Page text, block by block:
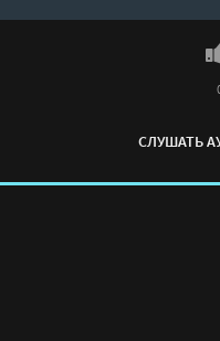
недвусмысленные, по-
Слушать аудиокнигу
СЛУШАТЬ